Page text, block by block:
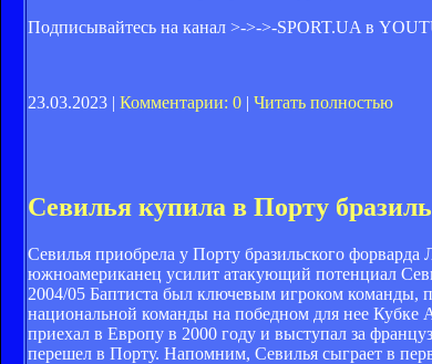
Подписывайтесь на канал >->->-SPORT.UA в
23.03.2023 | Комментарии: 0 | Читать полностью
Севилья купила в Порту
Севилья приобрела у Порту бразильского
южноамериканец усилит атакующий потенциал
2004/05 Баптиста был ключевым игроком команды,
национальной команды на победном для нее Кубке
приехал в Европу в 2000 году и выступал за
перешел в Порту. Напомним, Севилья сыграет в